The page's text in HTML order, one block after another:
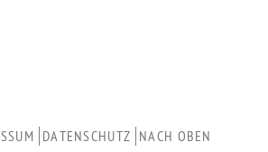
SSUM DATENSCHUTZ NACH OBEN